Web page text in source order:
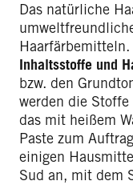
Das natürliche
Inhaltsstoffe und
bzw. den
werden die Stoffe
das mit heißem
Paste zum
einigen
Sud an, mit dem